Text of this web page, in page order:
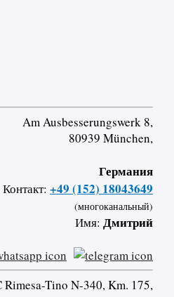
Am Ausbesserungswerk 8,
80939 München,
Германия
Контакт: +49 (152) 18043649
(многоканальный)
Имя: Дмитрий
Rimesa-Tino N-340, Km. 175,